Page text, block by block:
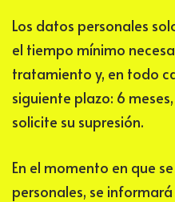
Los datos personales
el tiempo mínimo
tratamiento y, en todo
siguiente plazo: 6 meses
solicite su supresión.
En el momento en que
personales, se